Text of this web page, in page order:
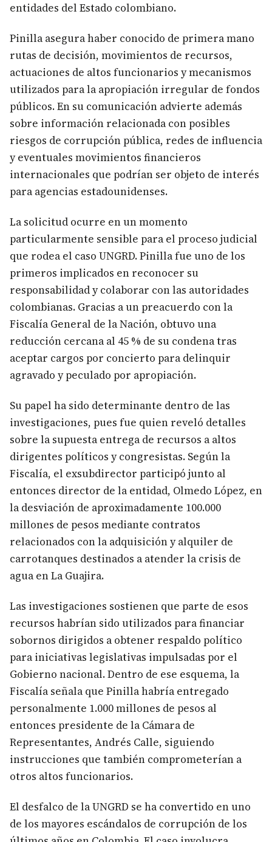
entidades del Estado colombiano.
Pinilla asegura haber conocido de primera mano
rutas de decisión, movimientos de recursos,
actuaciones de altos funcionarios y mecanismos
utilizados para la apropiación irregular de fondos
públicos. En su comunicación advierte además
sobre información relacionada con posibles
riesgos de corrupción pública, redes de influencia
y eventuales movimientos financieros
internacionales que podrían ser objeto de interés
para agencias estadounidenses.
La solicitud ocurre en un momento
particularmente sensible para el proceso judicial
que rodea el caso UNGRD. Pinilla fue uno de los
primeros implicados en reconocer su
responsabilidad y colaborar con las autoridades
colombianas. Gracias a un preacuerdo con la
Fiscalía General de la Nación, obtuvo una
reducción cercana al 45 % de su condena tras
aceptar cargos por concierto para delinquir
agravado y peculado por apropiación.
Su papel ha sido determinante dentro de las
investigaciones, pues fue quien reveló detalles
sobre la supuesta entrega de recursos a altos
dirigentes políticos y congresistas. Según la
Fiscalía, el exsubdirector participó junto al
entonces director de la entidad, Olmedo López, en
la desviación de aproximadamente 100.000
millones de pesos mediante contratos
relacionados con la adquisición y alquiler de
carrotanques destinados a atender la crisis de
agua en La Guajira.
Las investigaciones sostienen que parte de esos
recursos habrían sido utilizados para financiar
sobornos dirigidos a obtener respaldo político
para iniciativas legislativas impulsadas por el
Gobierno nacional. Dentro de ese esquema, la
Fiscalía señala que Pinilla habría entregado
personalmente 1.000 millones de pesos al
entonces presidente de la Cámara de
Representantes, Andrés Calle, siguiendo
instrucciones que también comprometerían a
otros altos funcionarios.
El desfalco de la UNGRD se ha convertido en uno
de los mayores escándalos de corrupción de los